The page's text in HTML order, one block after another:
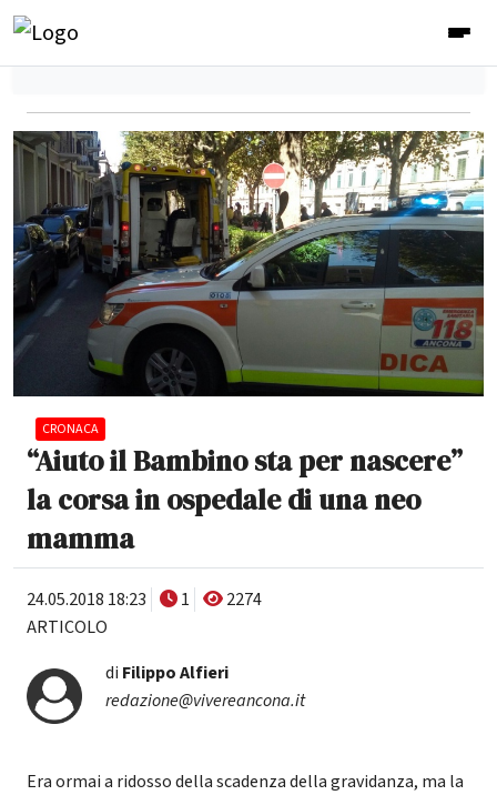
CRONACA
“Aiuto il Bambino sta per nascere”
la corsa in ospedale di una neo
mamma
24.05.2018 18:23 1
2274
ARTICOLO
di Filippo Alfieri
redazione@vivereancona.it
Era ormai a ridosso della scadenza della gravidanza, ma la